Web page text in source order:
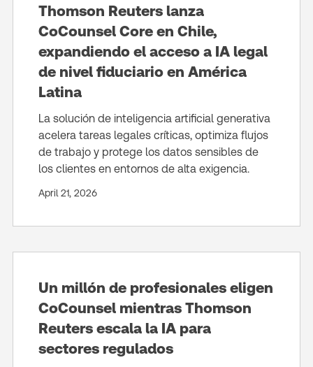
Thomson Reuters lanza
CoCounsel Core en Chile,
expandiendo el acceso a IA legal
de nivel fiduciario en América
Latina
La solución de inteligencia artificial generativa
acelera tareas legales críticas, optimiza flujos
de trabajo y protege los datos sensibles de
los clientes en entornos de alta exigencia.
April 21, 2026
Un millón de profesionales eligen
CoCounsel mientras Thomson
Reuters escala la IA para
sectores regulados